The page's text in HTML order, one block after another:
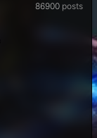
86900 posts